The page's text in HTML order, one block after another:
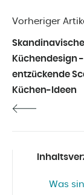
Vorheriger
Küchendesign
entzückende
Küchen-Ideen
Was